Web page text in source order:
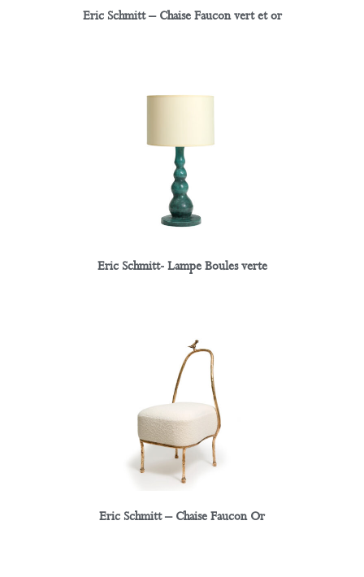
Eric Schmitt – Chaise Faucon vert et or
Eric Schmitt- Lampe Boules verte
Eric Schmitt – Chaise Faucon Or